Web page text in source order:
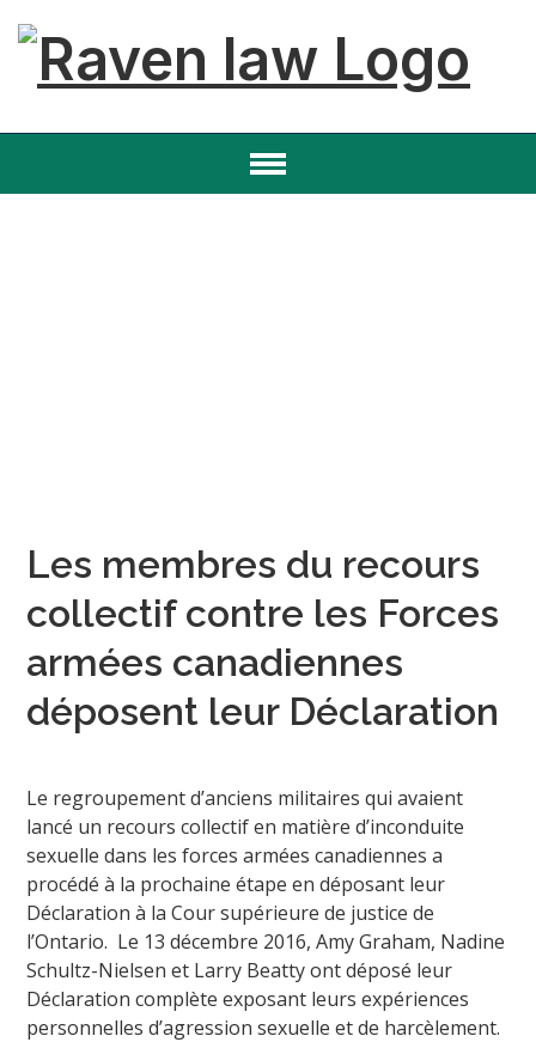
Les membres du recours
collectif contre les Forces
armées canadiennes
déposent leur Déclaration
Le regroupement d’anciens militaires qui avaient
lancé un recours collectif en matière d’inconduite
sexuelle dans les forces armées canadiennes a
procédé à la prochaine étape en déposant leur
Déclaration à la Cour supérieure de justice de
l’Ontario. Le 13 décembre 2016, Amy Graham, Nadine
Schultz-Nielsen et Larry Beatty ont déposé leur
Déclaration complète exposant leurs expériences
personnelles d’agression sexuelle et de harcèlement.